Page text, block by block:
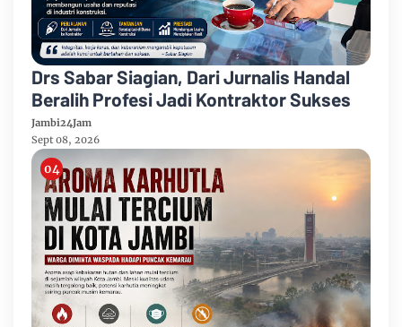
Drs Sabar Siagian, Dari Jurnalis Handal
Beralih Profesi Jadi Kontraktor Sukses
Jambi24Jam
Sept 08, 2026